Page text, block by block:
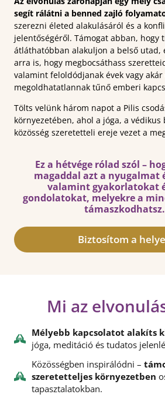
segít rálátni a benned zajló
szerezni életed alakulásáról és a
jelentőségéről. Támogat abban, hogy
átláthatóbban alakuljon a belső utad,
arra is, hogy megbocsáthass
valamint feloldódjanak évek vagy akár
megoldhatatlannak tűnő emberi
Tölts velünk három napot a Pilis
környezetében, ahol a jóga, a védikus
közösség szeretetteli ereje vezet a
Ez a hétvége rólad szól –
magaddal azt a nyugalmat
valamint gyakorlatokat
gondolatokat, melyekre a
támaszkodhatsz.
Biztosítom a
Mi az
Mélyebb kapcsolatot alakíts
jóga, meditáció és tudatos
Közösségben inspirálódni –
szeretetteljes környezetben
tapasztalatokban.